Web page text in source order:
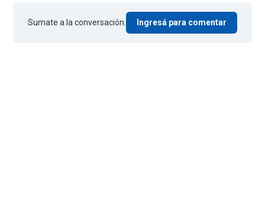
Sumate a la conversación. Ingresá para comentar